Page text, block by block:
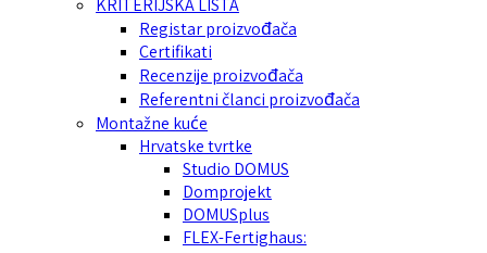
KRITERIJSKA LISTA
Registar proizvođača
Certifikati
Recenzije proizvođača
Referentni članci proizvođača
Montažne kuće
Hrvatske tvrtke
Studio DOMUS
Domprojekt
DOMUSplus
FLEX-Fertighaus: